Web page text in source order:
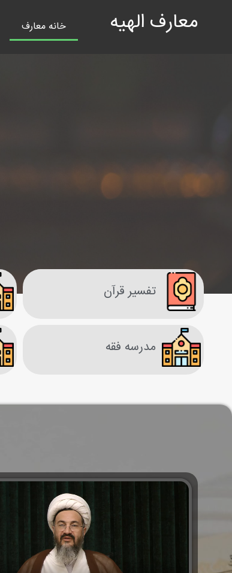
معارف الهیه خانه معارف
تفسير قرآن
مدرسه فقه